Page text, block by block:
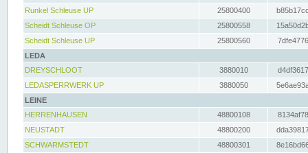
Runkel Schleuse UP
25800400
Scheidt Schleuse OP
25800558
Scheidt Schleuse UP
25800560
LEDA
DREYSCHLOOT
3880010
LEDASPERRWERK UP
3880050
LEINE
HERRENHAUSEN
48800108
NEUSTADT
48800200
SCHWARMSTEDT
48800301